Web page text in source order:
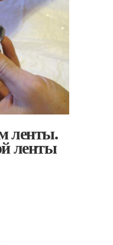
ленты.
ленты